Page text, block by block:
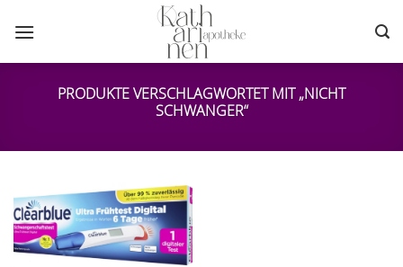
Inhalt
PRODUKTE VERSCHLAGWORTET MIT „NICHT
SCHWANGER“